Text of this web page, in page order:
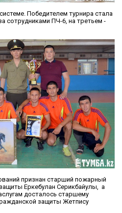
Победителем турнира стала
сотрудниками ПЧ-6, на третьем -
признан старший пожарный
Еркебулан Серикбайулы, а
досталось старшему
защиты Жетпису